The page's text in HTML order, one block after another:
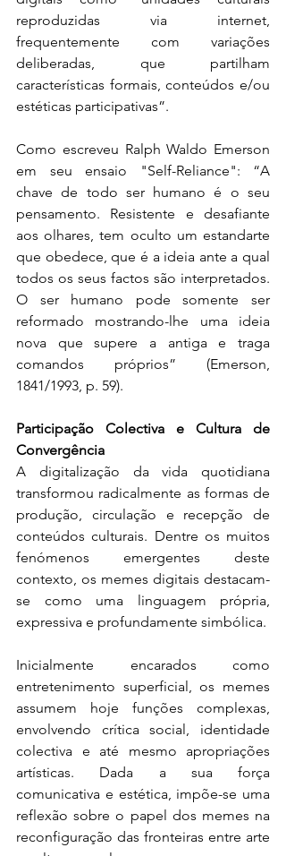
reproduzidas via internet,
frequentemente com variações
deliberadas, que partilham
características formais, conteúdos e/ou
estéticas participativas”.
Como escreveu Ralph Waldo Emerson
em seu ensaio "Self-Reliance": “A
chave de todo ser humano é o seu
pensamento. Resistente e desafiante
aos olhares, tem oculto um estandarte
que obedece, que é a ideia ante a qual
todos os seus factos são interpretados.
O ser humano pode somente ser
reformado mostrando-lhe uma ideia
nova que supere a antiga e traga
comandos próprios” (Emerson,
1841/1993, p. 59).
Participação Colectiva e Cultura de
Convergência
A digitalização da vida quotidiana
transformou radicalmente as formas de
produção, circulação e recepção de
conteúdos culturais. Dentre os muitos
fenómenos emergentes deste
contexto, os memes digitais destacam-
se como uma linguagem própria,
expressiva e profundamente simbólica.
Inicialmente encarados como
entretenimento superficial, os memes
assumem hoje funções complexas,
envolvendo crítica social, identidade
colectiva e até mesmo apropriações
artísticas. Dada a sua força
comunicativa e estética, impõe-se uma
reflexão sobre o papel dos memes na
reconfiguração das fronteiras entre arte